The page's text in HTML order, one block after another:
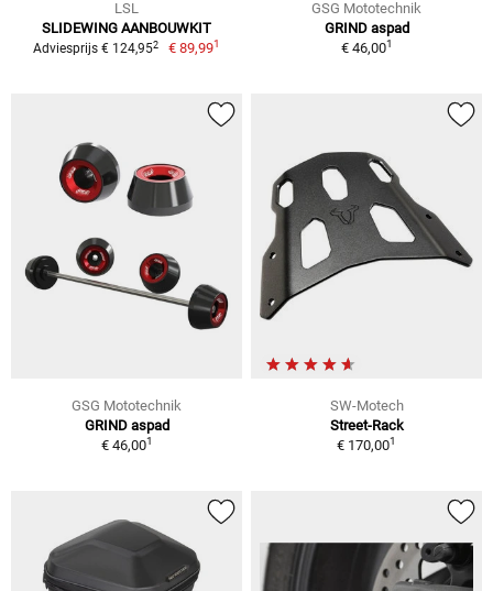
LSL
SLIDEWING AANBOUWKIT
Adviesprijs € 124,952 € 89,991
GSG Mototechnik
GRIND aspad
€ 46,001
GSG Mototechnik
GRIND aspad
€ 46,001
SW-Motech
Street-Rack
€ 170,001